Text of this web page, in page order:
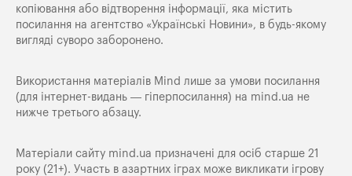
копіювання або відтворення інформації, яка містить
посилання на агентство «Українські Новини», в будь-якому
вигляді суворо заборонено.
Використання матеріалів Mind лише за умови посилання
(для інтернет-видань — гіперпосилання) на mind.ua не
нижче третього абзацу.
Матеріали сайту mind.ua призначені для осіб старше 21
року (21+). Участь в азартних іграх може викликати ігрову